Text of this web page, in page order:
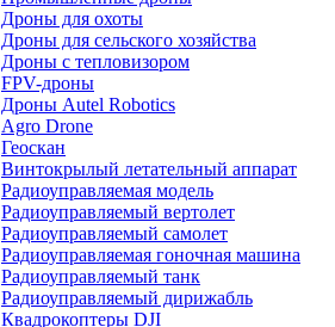
Дроны для охоты
Дроны для сельского хозяйства
Дроны с тепловизором
FPV-дроны
Дроны Autel Robotics
Agro Drone
Геоскан
Винтокрылый летательный аппарат
Радиоуправляемая модель
Радиоуправляемый вертолет
Радиоуправляемый самолет
Радиоуправляемая гоночная машина
Радиоуправляемый танк
Радиоуправляемый дирижабль
Квадрокоптеры DJI